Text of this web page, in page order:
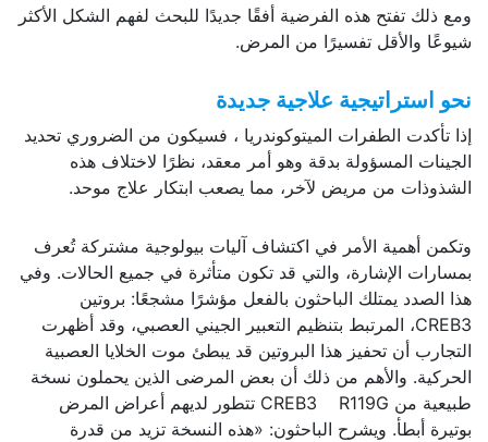
ومع ذلك تفتح هذه الفرضية أفقًا جديدًا للبحث لفهم الشكل الأكثر
شيوعًا والأقل تفسيرًا من المرض.
نحو استراتيجية علاجية جديدة
إذا تأكدت الطفرات الميتوكوندريا ، فسيكون من الضروري تحديد
الجينات المسؤولة بدقة وهو أمر معقد، نظرًا لاختلاف هذه
الشذوذات من مريض لآخر، مما يصعب ابتكار علاج موحد.
وتكمن أهمية الأمر في اكتشاف آليات بيولوجية مشتركة تُعرف
بمسارات الإشارة، والتي قد تكون متأثرة في جميع الحالات. وفي
هذا الصدد يمتلك الباحثون بالفعل مؤشرًا مشجعًا: بروتين
CREB3، المرتبط بتنظيم التعبير الجيني العصبي، وقد أظهرت
التجارب أن تحفيز هذا البروتين قد يبطئ موت الخلايا العصبية
الحركية. والأهم من ذلك أن بعض المرضى الذين يحملون نسخة
طبيعية من CREB3 R119G تتطور لديهم أعراض المرض
بوتيرة أبطأ. ويشرح الباحثون: «هذه النسخة تزيد من قدرة